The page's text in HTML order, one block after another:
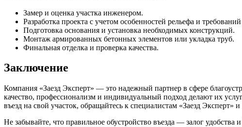
Замер и оценка участка инженером.
Разработка проекта с учетом особенностей рельефа и
Подготовка основания и установка необходимых конструкций.
Монтаж армированных бетонных элементов или укладка труб.
Финальная отделка и проверка качества.
Заключение
Компания «Заезд Эксперт» — это надежный партнер в сфере
качество, профессионализм и индивидуальный подход делают их
въезд на свой участок, обращайтесь к специалистам «Заезд Эксперт»
Не забывайте, что правильное обустройство въезда — залог